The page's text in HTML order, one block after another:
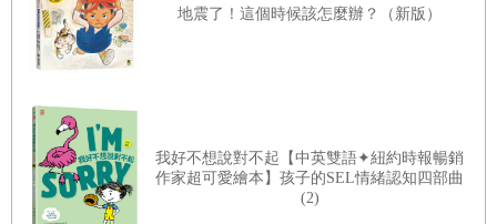
地震了！這個時候該怎麼辦？（新版）
我好不想說對不起【中英雙語✦紐約時報暢銷
作家超可愛繪本】孩子的SEL情緒認知四部曲
(2)